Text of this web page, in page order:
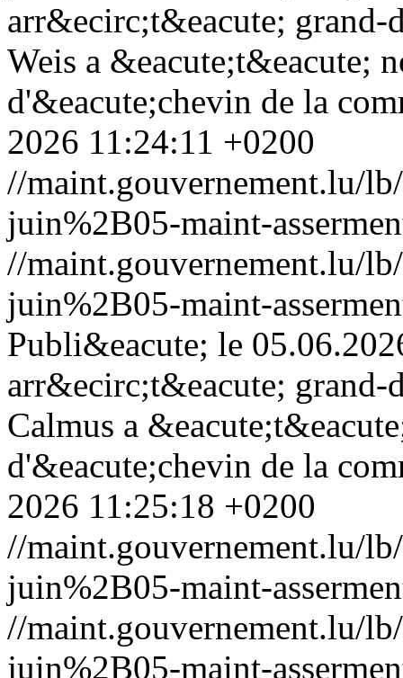
arr&ecirc;t&eacute;
Weis a &eacute;t&eacute;
d'&eacute;chevin de la
2026 11:24:11 +0200
//maint.gouvernement.lu/
juin%2B05-maint-
//maint.gouvernement.lu/
juin%2B05-maint-
Publi&eacute; le
arr&ecirc;t&eacute;
Calmus a
d'&eacute;chevin de la
2026 11:25:18 +0200
//maint.gouvernement.lu/
juin%2B05-maint-
//maint.gouvernement.lu/
juin%2B05-maint-